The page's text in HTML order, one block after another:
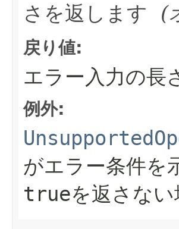
さを返します (
戻り値:
エラー入力の長
例外:
がエラー条件を
trueを返さない